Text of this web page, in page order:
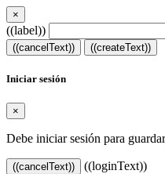
×
((label))
((cancelText)) ((createText))
Iniciar sesión
×
Debe iniciar sesión para
((cancelText))
((loginText))